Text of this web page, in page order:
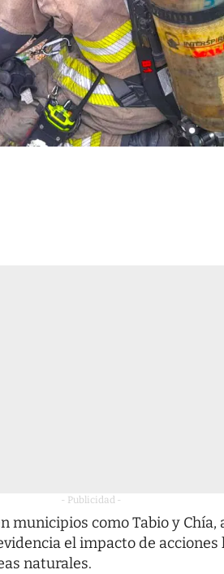
- Publicidad -
como Tabio y Chía,
el impacto de
naturales.